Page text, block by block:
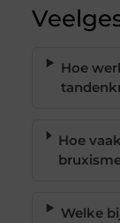
Hoe
Hoe
Welke